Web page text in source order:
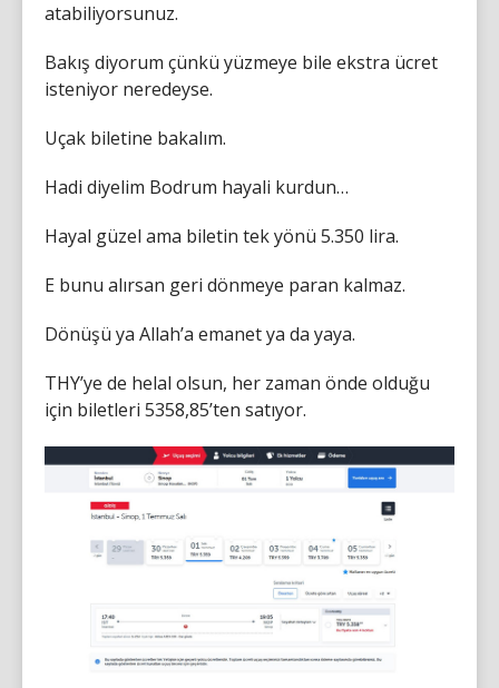
atabiliyorsunuz.
Bakış diyorum çünkü yüzmeye bile ekstra ücret
isteniyor neredeyse.
Uçak biletine bakalım.
Hadi diyelim Bodrum hayali kurdun…
Hayal güzel ama biletin tek yönü 5.350 lira.
E bunu alırsan geri dönmeye paran kalmaz.
Dönüşü ya Allah’a emanet ya da yaya.
THY’ye de helal olsun, her zaman önde olduğu
için biletleri 5358,85’ten satıyor.